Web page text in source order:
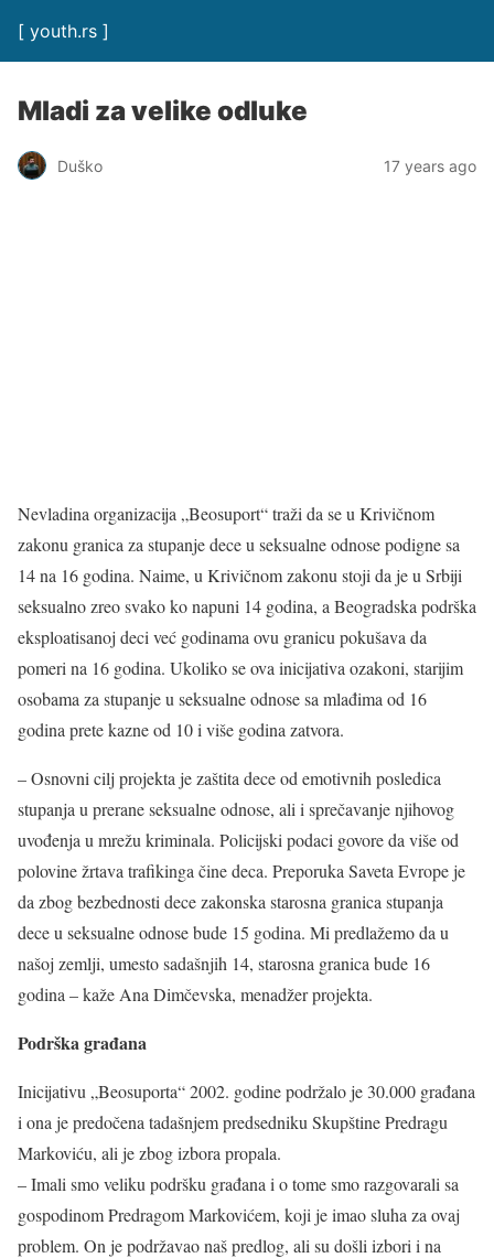
[ youth.rs ]
Mladi za velike odluke
Duško 17 years ago
Nevladina organizacija „Beosuport“ traži da se u Krivičnom
zakonu granica za stupanje dece u seksualne odnose podigne sa
14 na 16 godina. Naime, u Krivičnom zakonu stoji da je u Srbiji
seksualno zreo svako ko napuni 14 godina, a Beogradska podrška
eksploatisanoj deci već godinama ovu granicu pokušava da
pomeri na 16 godina. Ukoliko se ova inicijativa ozakoni, starijim
osobama za stupanje u seksualne odnose sa mlađima od 16
godina prete kazne od 10 i više godina zatvora.
– Osnovni cilj projekta je zaštita dece od emotivnih posledica
stupanja u prerane seksualne odnose, ali i sprečavanje njihovog
uvođenja u mrežu kriminala. Policijski podaci govore da više od
polovine žrtava trafikinga čine deca. Preporuka Saveta Evrope je
da zbog bezbednosti dece zakonska starosna granica stupanja
dece u seksualne odnose bude 15 godina. Mi predlažemo da u
našoj zemlji, umesto sadašnjih 14, starosna granica bude 16
godina – kaže Ana Dimčevska, menadžer projekta.
Podrška građana
Inicijativu „Beosuporta“ 2002. godine podržalo je 30.000 građana
i ona je predočena tadašnjem predsedniku Skupštine Predragu
Markoviću, ali je zbog izbora propala.
– Imali smo veliku podršku građana i o tome smo razgovarali sa
gospodinom Predragom Markovićem, koji je imao sluha za ovaj
problem. On je podržavao naš predlog, ali su došli izbori i na